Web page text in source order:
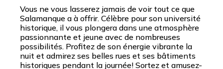
Vous ne vous lasserez jamais de voir tout ce que
Salamanque a à offrir. Célèbre pour son université
historique, il vous plongera dans une atmosphère
passionnante et jeune avec de nombreuses
possibilités. Profitez de son énergie vibrante la
nuit et admirez ses belles rues et ses bâtiments
historiques pendant la journée! Sortez et amusez-